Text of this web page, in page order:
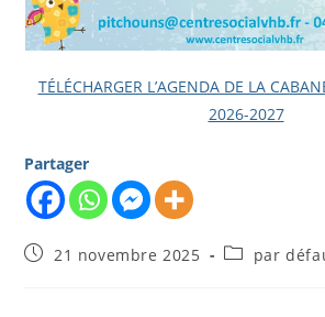
TÉLÉCHARGER L’AGENDA DE LA
2026-2027
Partager
21 novembre 2025 par